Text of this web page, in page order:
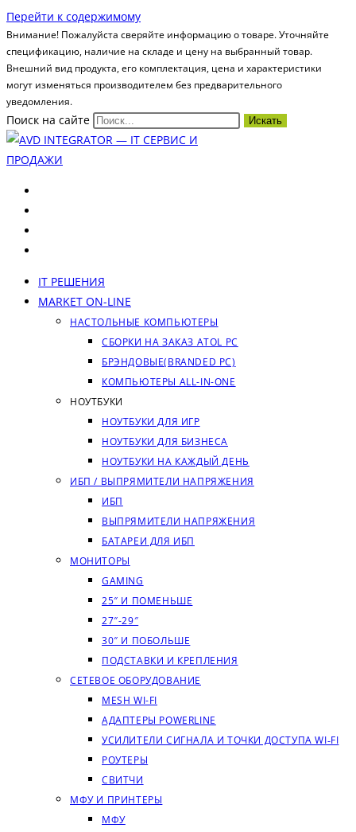
Перейти к содержимому
Внимание! Пожалуйста сверяйте информацию о товаре. Уточняйте
спецификацию, наличие на складе и цену на выбранный товар.
Внешний вид продукта, его комплектация, цена и характеристики
могут изменяться производителем без предварительного
уведомления.
Поиск на сайте Искать
IT РЕШЕНИЯ
MARKET ON-LINE
НАСТОЛЬНЫЕ КОМПЬЮТЕРЫ
СБОРКИ НА ЗАКАЗ ATOL PC
БРЭНДОВЫЕ(BRANDED PC)
КОМПЬЮТЕРЫ ALL-IN-ONE
НОУТБУКИ
НОУТБУКИ ДЛЯ ИГР
НОУТБУКИ ДЛЯ БИЗНЕСА
НОУТБУКИ НА КАЖДЫЙ ДЕНЬ
ИБП / ВЫПРЯМИТЕЛИ НАПРЯЖЕНИЯ
ИБП
ВЫПРЯМИТЕЛИ НАПРЯЖЕНИЯ
БАТАРЕИ ДЛЯ ИБП
МОНИТОРЫ
GAMING
25″ И ПОМЕНЬШЕ
27″-29″
30″ И ПОБОЛЬШЕ
ПОДСТАВКИ И КРЕПЛЕНИЯ
СЕТЕВОЕ ОБОРУДОВАНИЕ
MESH WI-FI
АДАПТЕРЫ POWERLINE
УСИЛИТЕЛИ СИГНАЛА И ТОЧКИ ДОСТУПА WI‑FI
РОУТЕРЫ
СВИТЧИ
МФУ И ПРИНТЕРЫ
МФУ